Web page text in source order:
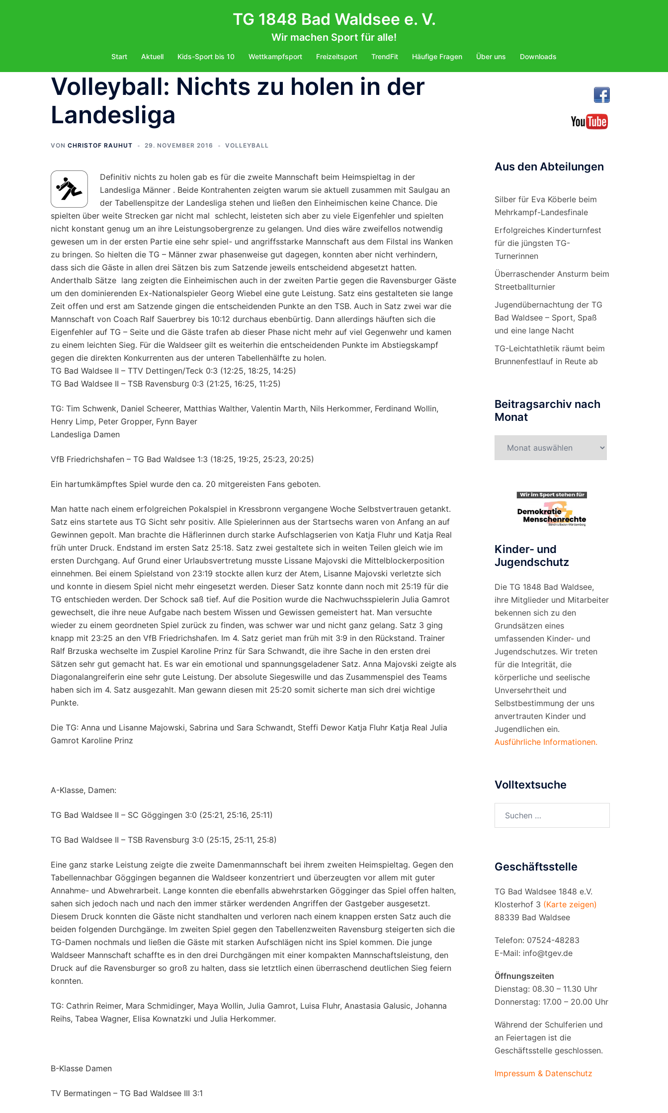
TG 1848 Bad Waldsee e. V.
Wir machen Sport für alle!
Start Aktuell Kids-Sport bis 10 Wettkampfsport Freizeitsport TrendFit Häufige Fragen Über uns Downloads
Volleyball: Nichts zu holen in der
Landesliga
VON CHRISTOF RAUHUT 29. NOVEMBER 2016 VOLLEYBALL
Definitiv nichts zu holen gab es für die zweite Mannschaft beim Heimspieltag in der
Landesliga Männer . Beide Kontrahenten zeigten warum sie aktuell zusammen mit Saulgau an
der Tabellenspitze der Landesliga stehen und ließen den Einheimischen keine Chance. Die
spielten über weite Strecken gar nicht mal schlecht, leisteten sich aber zu viele Eigenfehler und spielten
nicht konstant genug um an ihre Leistungsobergrenze zu gelangen. Und dies wäre zweifellos notwendig
gewesen um in der ersten Partie eine sehr spiel- und angriffsstarke Mannschaft aus dem Filstal ins Wanken
zu bringen. So hielten die TG – Männer zwar phasenweise gut dagegen, konnten aber nicht verhindern,
dass sich die Gäste in allen drei Sätzen bis zum Satzende jeweils entscheidend abgesetzt hatten.
Anderthalb Sätze lang zeigten die Einheimischen auch in der zweiten Partie gegen die Ravensburger Gäste
um den dominierenden Ex-Nationalspieler Georg Wiebel eine gute Leistung. Satz eins gestalteten sie lange
Zeit offen und erst am Satzende gingen die entscheidenden Punkte an den TSB. Auch in Satz zwei war die
Mannschaft von Coach Ralf Sauerbrey bis 10:12 durchaus ebenbürtig. Dann allerdings häuften sich die
Eigenfehler auf TG – Seite und die Gäste trafen ab dieser Phase nicht mehr auf viel Gegenwehr und kamen
zu einem leichten Sieg. Für die Waldseer gilt es weiterhin die entscheidenden Punkte im Abstiegskampf
gegen die direkten Konkurrenten aus der unteren Tabellenhälfte zu holen.
TG Bad Waldsee II – TTV Dettingen/Teck 0:3 (12:25, 18:25, 14:25)
TG Bad Waldsee II – TSB Ravensburg 0:3 (21:25, 16:25, 11:25)
TG: Tim Schwenk, Daniel Scheerer, Matthias Walther, Valentin Marth, Nils Herkommer, Ferdinand Wollin,
Henry Limp, Peter Gropper, Fynn Bayer
Landesliga Damen
VfB Friedrichshafen – TG Bad Waldsee 1:3 (18:25, 19:25, 25:23, 20:25)
Ein hartumkämpftes Spiel wurde den ca. 20 mitgereisten Fans geboten.
Man hatte nach einem erfolgreichen Pokalspiel in Kressbronn vergangene Woche Selbstvertrauen getankt.
Satz eins startete aus TG Sicht sehr positiv. Alle Spielerinnen aus der Startsechs waren von Anfang an auf
Gewinnen gepolt. Man brachte die Häflerinnen durch starke Aufschlagserien von Katja Fluhr und Katja Real
früh unter Druck. Endstand im ersten Satz 25:18. Satz zwei gestaltete sich in weiten Teilen gleich wie im
ersten Durchgang. Auf Grund einer Urlaubsvertretung musste Lissane Majovski die Mittelblockerposition
einnehmen. Bei einem Spielstand von 23:19 stockte allen kurz der Atem, Lisanne Majovski verletzte sich
und konnte in diesem Spiel nicht mehr eingesetzt werden. Dieser Satz konnte dann noch mit 25:19 für die
TG entschieden werden. Der Schock saß tief. Auf die Position wurde die Nachwuchsspielerin Julia Gamrot
gewechselt, die ihre neue Aufgabe nach bestem Wissen und Gewissen gemeistert hat. Man versuchte
wieder zu einem geordneten Spiel zurück zu finden, was schwer war und nicht ganz gelang. Satz 3 ging
knapp mit 23:25 an den VfB Friedrichshafen. Im 4. Satz geriet man früh mit 3:9 in den Rückstand. Trainer
Ralf Brzuska wechselte im Zuspiel Karoline Prinz für Sara Schwandt, die ihre Sache in den ersten drei
Sätzen sehr gut gemacht hat. Es war ein emotional und spannungsgeladener Satz. Anna Majovski zeigte als
Diagonalangreiferin eine sehr gute Leistung. Der absolute Siegeswille und das Zusammenspiel des Teams
haben sich im 4. Satz ausgezahlt. Man gewann diesen mit 25:20 somit sicherte man sich drei wichtige
Punkte.
Die TG: Anna und Lisanne Majowski, Sabrina und Sara Schwandt, Steffi Dewor Katja Fluhr Katja Real Julia
Gamrot Karoline Prinz
A-Klasse, Damen:
TG Bad Waldsee II – SC Göggingen 3:0 (25:21, 25:16, 25:11)
TG Bad Waldsee II – TSB Ravensburg 3:0 (25:15, 25:11, 25:8)
Eine ganz starke Leistung zeigte die zweite Damenmannschaft bei ihrem zweiten Heimspieltag. Gegen den
Tabellennachbar Göggingen begannen die Waldseer konzentriert und überzeugten vor allem mit guter
Annahme- und Abwehrarbeit. Lange konnten die ebenfalls abwehrstarken Gögginger das Spiel offen halten,
sahen sich jedoch nach und nach den immer stärker werdenden Angriffen der Gastgeber ausgesetzt.
Diesem Druck konnten die Gäste nicht standhalten und verloren nach einem knappen ersten Satz auch die
beiden folgenden Durchgänge. Im zweiten Spiel gegen den Tabellenzweiten Ravensburg steigerten sich die
TG-Damen nochmals und ließen die Gäste mit starken Aufschlägen nicht ins Spiel kommen. Die junge
Waldseer Mannschaft schaffte es in den drei Durchgängen mit einer kompakten Mannschaftsleistung, den
Druck auf die Ravensburger so groß zu halten, dass sie letztlich einen überraschend deutlichen Sieg feiern
konnten.
TG: Cathrin Reimer, Mara Schmidinger, Maya Wollin, Julia Gamrot, Luisa Fluhr, Anastasia Galusic, Johanna
Reihs, Tabea Wagner, Elisa Kownatzki und Julia Herkommer.
B-Klasse Damen
TV Bermatingen – TG Bad Waldsee III 3:1
Aus den Abteilungen
Silber für Eva Köberle beim
Mehrkampf-Landesfinale
Erfolgreiches Kinderturnfest
für die jüngsten TG-
Turnerinnen
Überraschender Ansturm beim
Streetballturnier
Jugendübernachtung der TG
Bad Waldsee – Sport, Spaß
und eine lange Nacht
TG-Leichtathletik räumt beim
Brunnenfestlauf in Reute ab
Beitragsarchiv nach
Monat
nach
Kinder- und
Jugendschutz
Die TG 1848 Bad Waldsee,
ihre Mitglieder und Mitarbeiter
bekennen sich zu den
Grundsätzen eines
umfassenden Kinder- und
Jugendschutzes. Wir treten
für die Integrität, die
körperliche und seelische
Unversehrtheit und
Selbstbestimmung der uns
anvertrauten Kinder und
Jugendlichen ein.
Ausführliche Informationen.
Volltextsuche
nach:
Geschäftsstelle
TG Bad Waldsee 1848 e.V.
Klosterhof 3 (Karte zeigen)
88339 Bad Waldsee
Telefon: 07524-48283
E-Mail: info@tgev.de
Öffnungszeiten
Dienstag: 08.30 – 11.30 Uhr
Donnerstag: 17.00 – 20.00 Uhr
Während der Schulferien und
an Feiertagen ist die
Geschäftsstelle geschlossen.
Impressum & Datenschutz